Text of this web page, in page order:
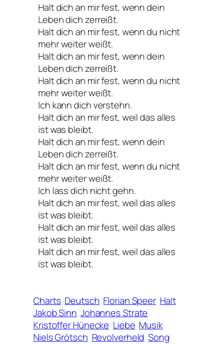
Halt dich an mir fest, wenn dein
Leben dich zerreißt.
Halt dich an mir fest, wenn du nicht
mehr weiter weißt.
Halt dich an mir fest, wenn dein
Leben dich zerreißt.
Halt dich an mir fest, wenn du nicht
mehr weiter weißt.
Ich kann dich verstehn.
Halt dich an mir fest, weil das alles
ist was bleibt.
Halt dich an mir fest, wenn dein
Leben dich zerreißt.
Halt dich an mir fest, wenn du nicht
mehr weiter weißt.
Ich lass dich nicht gehn.
Halt dich an mir fest, weil das alles
ist was bleibt.
Halt dich an mir fest, weil das alles
ist was bleibt.
Halt dich an mir fest, weil das alles
ist was bleibt.
Charts Deutsch Florian Speer Halt
Jakob Sinn Johannes Strate
Kristoffer Hünecke Liebe Musik
Niels Grötsch Revolverheld Song